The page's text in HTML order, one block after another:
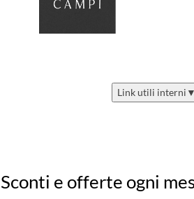
Link utili interni ▼
Sconti e offerte ogni